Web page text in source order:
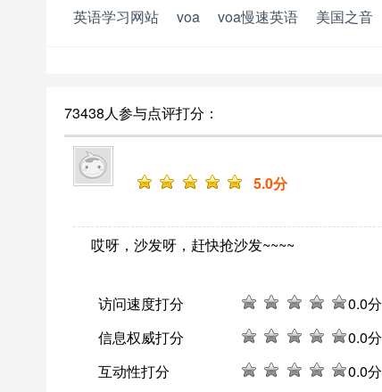
英语学习网站
voa voa慢速英语 美国之音
73438人参与点评打分：
5.0分
哎呀，沙发呀，赶快抢沙发~~~~
访问速度打分 0.0分
信息权威打分
0.0分
互动性打分
0.0分